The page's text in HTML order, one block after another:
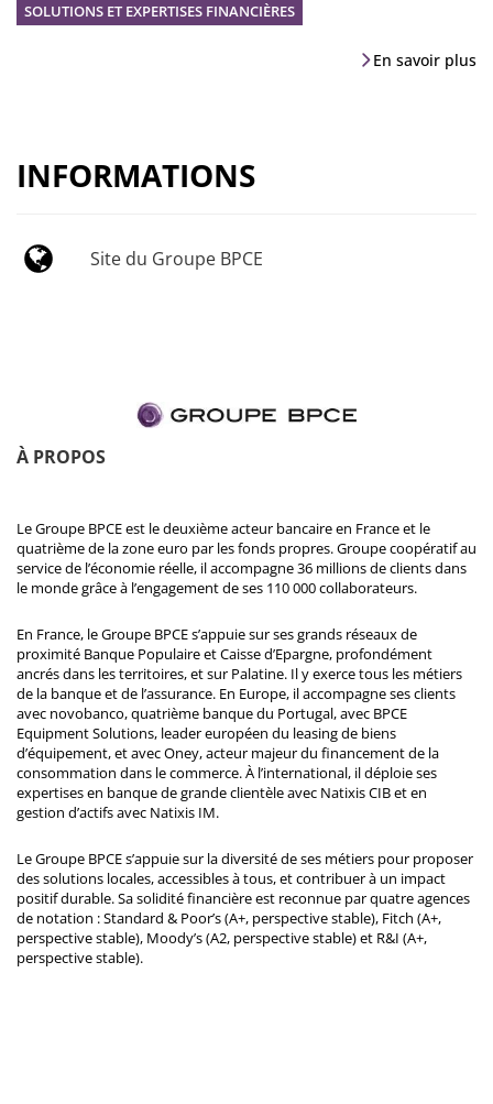
SOLUTIONS ET EXPERTISES FINANCIÈRES
En savoir plus
INFORMATIONS
Site du Groupe BPCE
À PROPOS
Le Groupe BPCE est le deuxième acteur bancaire en France et le
quatrième de la zone euro par les fonds propres. Groupe coopératif au
service de l’économie réelle, il accompagne 36 millions de clients dans
le monde grâce à l’engagement de ses 110 000 collaborateurs.
En France, le Groupe BPCE s’appuie sur ses grands réseaux de
proximité Banque Populaire et Caisse d’Epargne, profondément
ancrés dans les territoires, et sur Palatine. Il y exerce tous les métiers
de la banque et de l’assurance. En Europe, il accompagne ses clients
avec novobanco, quatrième banque du Portugal, avec BPCE
Equipment Solutions, leader européen du leasing de biens
d’équipement, et avec Oney, acteur majeur du financement de la
consommation dans le commerce. À l’international, il déploie ses
expertises en banque de grande clientèle avec Natixis CIB et en
gestion d’actifs avec Natixis IM.
Le Groupe BPCE s’appuie sur la diversité de ses métiers pour proposer
des solutions locales, accessibles à tous, et contribuer à un impact
positif durable. Sa solidité financière est reconnue par quatre agences
de notation : Standard & Poor’s (A+, perspective stable), Fitch (A+,
perspective stable), Moody’s (A2, perspective stable) et R&I (A+,
perspective stable).